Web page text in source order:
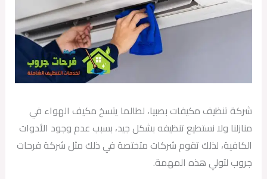
شركة تنظيف مكيفات بصبيا، لطالما يتسخ مكيف الهواء في
منازلنا ولا نستطيع تنظيفه بشكل جيد، بسبب عدم وجود الأدوات
الكافية، لذلك تقوم شركات متختصة في ذلك مثل شركة فرحات
جروب لتولي هذه المهمة.